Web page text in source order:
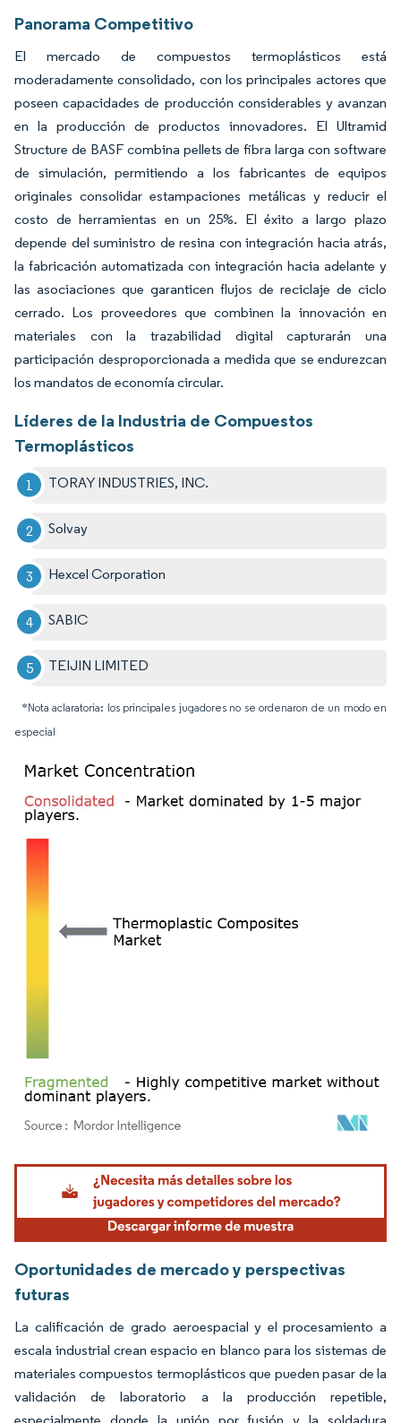
Panorama Competitivo
El mercado de compuestos termoplásticos está
moderadamente consolidado, con los principales actores que
poseen capacidades de producción considerables y avanzan
en la producción de productos innovadores. El Ultramid
Structure de BASF combina pellets de fibra larga con software
de simulación, permitiendo a los fabricantes de equipos
originales consolidar estampaciones metálicas y reducir el
costo de herramientas en un 25%. El éxito a largo plazo
depende del suministro de resina con integración hacia atrás,
la fabricación automatizada con integración hacia adelante y
las asociaciones que garanticen flujos de reciclaje de ciclo
cerrado. Los proveedores que combinen la innovación en
materiales con la trazabilidad digital capturarán una
participación desproporcionada a medida que se endurezcan
los mandatos de economía circular.
Líderes de la Industria de Compuestos
Termoplásticos
TORAY INDUSTRIES, INC.
Solvay
Hexcel Corporation
SABIC
TEIJIN LIMITED
*Nota aclaratoria: los principales jugadores no se ordenaron de un modo en
especial
Imagen © Mordor Intelligence. El uso requiere atribución según CC BY 4.0.
Oportunidades de mercado y perspectivas
futuras
La calificación de grado aeroespacial y el procesamiento a
escala industrial crean espacio en blanco para los sistemas de
materiales compuestos termoplásticos que pueden pasar de la
validación de laboratorio a la producción repetible,